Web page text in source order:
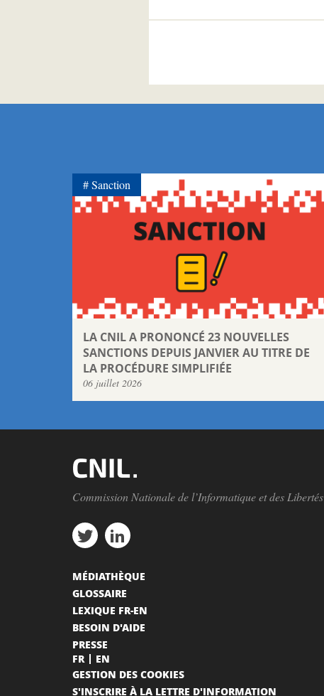
LA CNIL A PRONONCÉ 23 NOUVELLES
SANCTIONS DEPUIS JANVIER AU TITRE DE
LA PROCÉDURE SIMPLIFIÉE
06 juillet 2026
Sanction
Commission Nationale de l’Informatique et des Libertés
MÉDIATHÈQUE
GLOSSAIRE
LEXIQUE FR-EN
BESOIN D'AIDE
PRESSE
FR
EN
GESTION DES COOKIES
S'INSCRIRE À LA LETTRE D'INFORMATION